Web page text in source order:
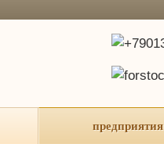
предприятия